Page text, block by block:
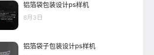
铝箔袋包装设计ps样机
8月3日
铝箔袋子包装设计ps样机